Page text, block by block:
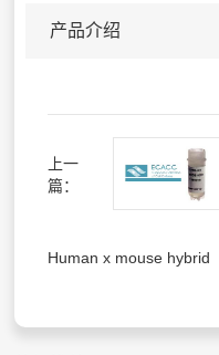
产品介绍
上一
篇：
Human x mouse hybrid